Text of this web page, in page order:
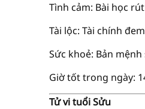
Tình cảm: Bài học
Tài lộc: Tài chính
Sức khoẻ: Bản
Giờ tốt trong ngày:
Tử vi tuổi Sửu